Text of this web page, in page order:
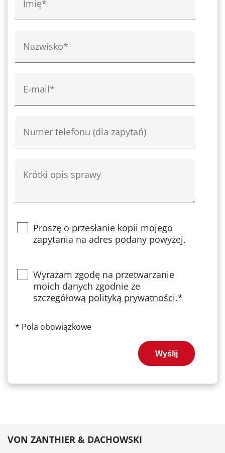
rozwój technologiczny i innowacyjność.
Proszę o przesłanie kopii mojego
zapytania na adres podany powyżej.
PrivacyWyrażam zgodę na przetwarzanie
moich danych zgodnie ze
szczegółową polityką prywatności.*
* Pola obowiązkowe
Wyślij
VON ZANTHIER & DACHOWSKI